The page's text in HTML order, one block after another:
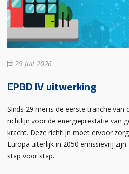
29 juli 2026
EPBD IV uitwerking
Sinds 29 mei is de eerste tranche van
richtlijn voor de energieprestatie van
kracht. Deze richtlijn moet ervoor
Europa uiterlijk in 2050 emissievrij
stap voor stap.